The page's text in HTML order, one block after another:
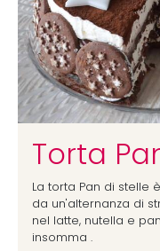
Torta
La torta Pan di stelle
da un'alternanza di
nel latte, nutella e
insomma .